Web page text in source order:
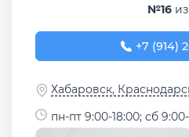
№16из
+7 (914)
+7 (914)
Хабаровск,
пн-пт 9:00-18:00; сб